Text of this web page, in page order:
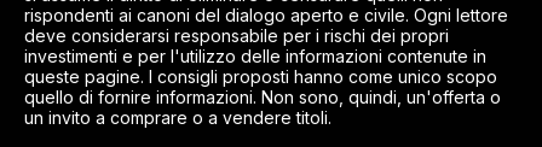
rispondenti ai canoni del dialogo aperto e civile. Ogni lettore
deve considerarsi responsabile per i rischi dei propri
investimenti e per l'utilizzo delle informazioni contenute in
queste pagine. I consigli proposti hanno come unico scopo
quello di fornire informazioni. Non sono, quindi, un'offerta o
un invito a comprare o a vendere titoli.